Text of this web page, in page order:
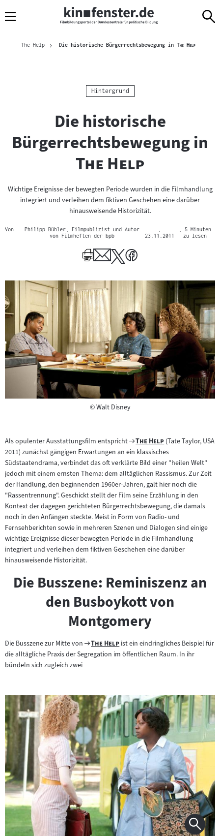
Navigation
zum
zur
Brotkrümelnavigation
The Help Die historische Bürgerrechtsbewegung in "
The Help"Aktuelle
Kategorie:
Hintergrund
Die historische
Bürgerrechtsbewegung in
The Help
Wichtige Ereignisse der bewegten Periode wurden in die Filmhandlung
integriert und verleihen dem fiktiven Geschehen eine darüber
hinausweisende Historizität.
Von
Philipp Bühler, Filmpublizist und Autor
von Filmheften der bpb
23.11.2011
, 5 Minuten
zu lesen
©Copyright
Walt Disney
Als opulenter Ausstattungsfilm entspricht
Zum
Filmarchiv:
"
The Help"(Tate Taylor, USA
2011) zunächst gängigen Erwartungen an ein klassisches
Südstaatendrama, verbindet das oft verklärte Bild einer "heilen Welt"
jedoch mit einem ernsten Thema: dem alltäglichen Rassismus. Zur Zeit
der Handlung, den beginnenden 1960er-Jahren, galt hier noch die
"Rassentrennung". Geschickt stellt der Film seine Erzählung in den
Kontext der dagegen gerichteten Bürgerrechtsbewegung, die damals
noch in den Anfängen steckte. Meist in Form von Radio- und
Fernsehberichten sowie in mehreren Szenen und Dialogen sind einige
wichtige Ereignisse dieser bewegten Periode in die Filmhandlung
integriert und verleihen dem fiktiven Geschehen eine darüber
hinausweisende Historizität.
Die Busszene: Reminiszenz an
den Busboykott von
Montgomery
Die Busszene zur Mitte von
Zum
Filmarchiv:
"
The Help"ist ein eindringliches Beispiel für
die alltägliche Praxis der Segregation im öffentlichen Raum. In ihr
bündeln sich zugleich zwei